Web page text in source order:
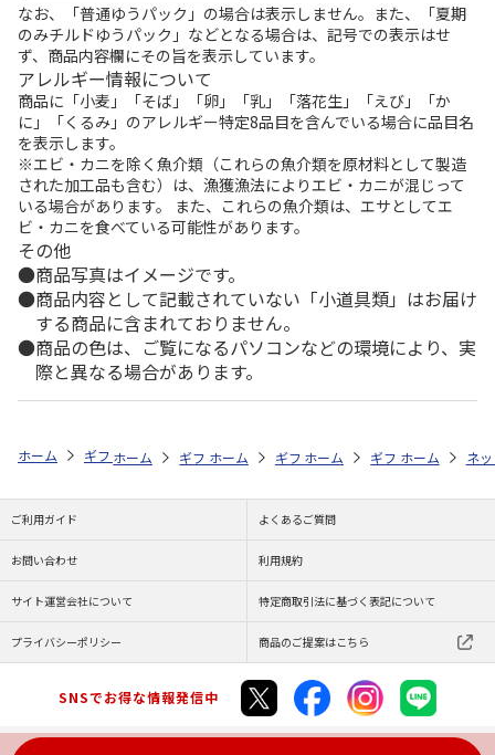
なお、「普通ゆうパック」の場合は表示しません。また、「夏期
のみチルドゆうパック」などとなる場合は、記号での表示はせ
ず、商品内容欄にその旨を表示しています。
アレルギー情報について
商品に「小麦」「そば」「卵」「乳」「落花生」「えび」「か
に」「くるみ」のアレルギー特定8品目を含んでいる場合に品目名
を表示します。
※エビ・カニを除く魚介類（これらの魚介類を原材料として製造
された加工品も含む）は、漁獲漁法によりエビ・カニが混じって
いる場合があります。 また、これらの魚介類は、エサとしてエ
ビ・カニを食べている可能性があります。
その他
商品写真はイメージです。
商品内容として記載されていない「小道具類」はお届け
する商品に含まれておりません。
商品の色は、ご覧になるパソコンなどの環境により、実
際と異なる場合があります。
ホーム ギフト通販 内祝い・お返し 法要・香典返し 予算で探す
ホーム ギフト通販 お祝い・贈りもの 献花・お悔や
ホーム ギフト通販 お祝い・贈りもの
ホーム ギフト通販 お
ホーム ネ
ご利用ガイド よくあるご質問
お問い合わせ 利用規約
サイト運営会社について 特定商取引法に基づく表記について
プライバシーポリシー 商品のご提案はこちら
SNSでお得な情報発信中